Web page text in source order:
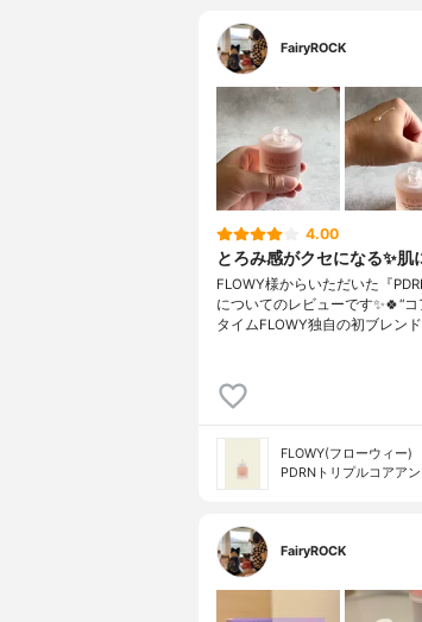
FairyROCK
4.00
とろみ感がクセになる✨
FLOWY様からいただいた『
についてのレビューです✨🍀“
タイムFLOWY独自の初ブレン
FLOWY(フローウィー)
PDRNトリプルコアア
FairyROCK